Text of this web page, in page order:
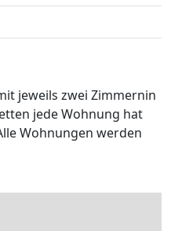
jeweils zwei Zimmernin
jede Wohnung hat
Wohnungen werden